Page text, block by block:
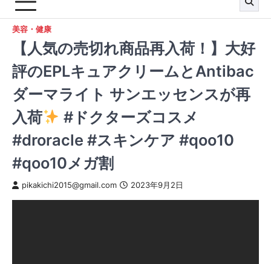
美容・健康
【人気の売切れ商品再入荷！】大好
評のEPLキュアクリームとAntibac
ダーマライト サンエッセンスが再
入荷
#ドクターズコスメ
#droracle #スキンケア #qoo10
#qoo10メガ割
pikakichi2015@gmail.com 2023年9月2日